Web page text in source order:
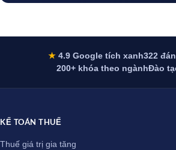
★ 4.9 Google tích xanh322
200+ khóa theo ngànhĐào
KẾ TOÁN THUẾ
Thuế giá trị gia tăng